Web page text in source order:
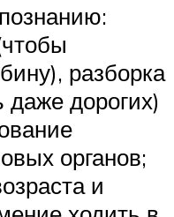
разборка
даже дорогих)
органов;
и